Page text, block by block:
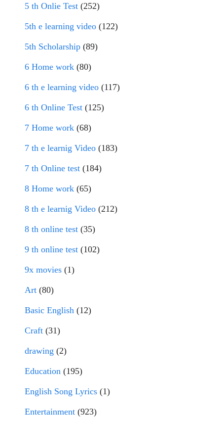
5 th Onlie Test (252)
5th e learning video (122)
5th Scholarship (89)
6 Home work (80)
6 th e learning video (117)
6 th Online Test (125)
7 Home work (68)
7 th e learnig Video (183)
7 th Online test (184)
8 Home work (65)
8 th e learnig Video (212)
8 th online test (35)
9 th online test (102)
9x movies (1)
Art (80)
Basic English (12)
Craft (31)
drawing (2)
Education (195)
English Song Lyrics (1)
Entertainment (923)